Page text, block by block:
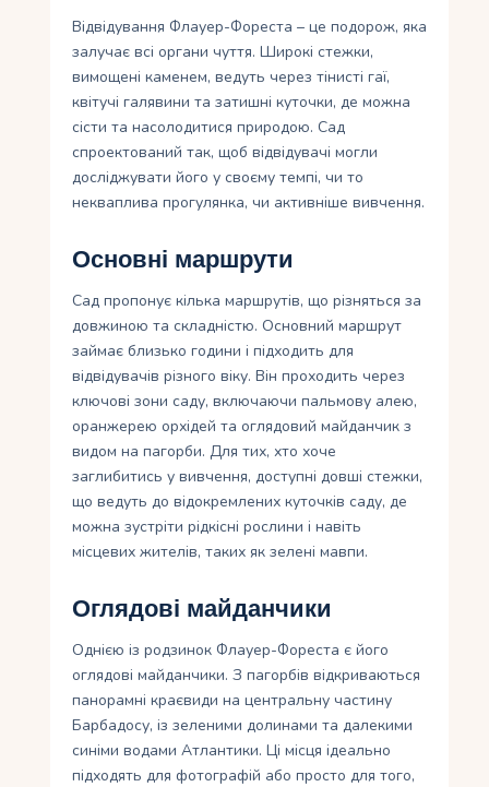
Відвідування Флауер-Фореста – це подорож, яка
залучає всі органи чуття. Широкі стежки,
вимощені каменем, ведуть через тінисті гаї,
квітучі галявини та затишні куточки, де можна
сісти та насолодитися природою. Сад
спроектований так, щоб відвідувачі могли
досліджувати його у своєму темпі, чи то
некваплива прогулянка, чи активніше вивчення.
Основні маршрути
Сад пропонує кілька маршрутів, що різняться за
довжиною та складністю. Основний маршрут
займає близько години і підходить для
відвідувачів різного віку. Він проходить через
ключові зони саду, включаючи пальмову алею,
оранжерею орхідей та оглядовий майданчик з
видом на пагорби. Для тих, хто хоче
заглибитись у вивчення, доступні довші стежки,
що ведуть до відокремлених куточків саду, де
можна зустріти рідкісні рослини і навіть
місцевих жителів, таких як зелені мавпи.
Оглядові майданчики
Однією із родзинок Флауер-Фореста є його
оглядові майданчики. З пагорбів відкриваються
панорамні краєвиди на центральну частину
Барбадосу, із зеленими долинами та далекими
синіми водами Атлантики. Ці місця ідеально
підходять для фотографій або просто для того,